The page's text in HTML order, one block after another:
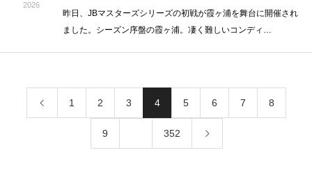
2026
昨日、JBマスターズシリーズの初戦が霞ヶ浦を舞台に開催され
ました。シーズン序盤の霞ヶ浦。凄く難しいコンディ…
1 2 3 4 5 6 7 8
9 352